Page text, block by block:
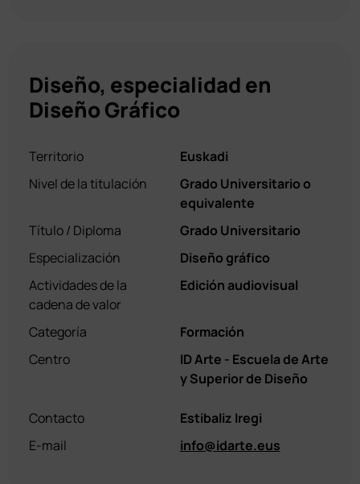
Diseño, especialidad en
Diseño Gráfico
Territorio
Euskadi
Nivel de la titulación
Grado Universitario o
equivalente
Título / Diploma
Grado Universitario
Especialización
Diseño gráfico
Actividades de la
cadena de valor
Edición audiovisual
Categoría
Formación
Centro
ID Arte - Escuela de Arte
y Superior de Diseño
Contacto
Estibaliz Iregi
E-mail
info@idarte.eus